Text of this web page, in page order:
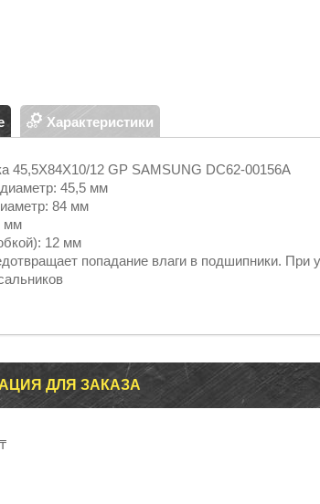
Характеристики
45,5Х84Х10/12 GP SAMSUNG DC62-00156A
45,5 мм
84 мм
мм
12 мм
попадание влаги в подшипники. При
ДЛЯ ЗАКАЗА